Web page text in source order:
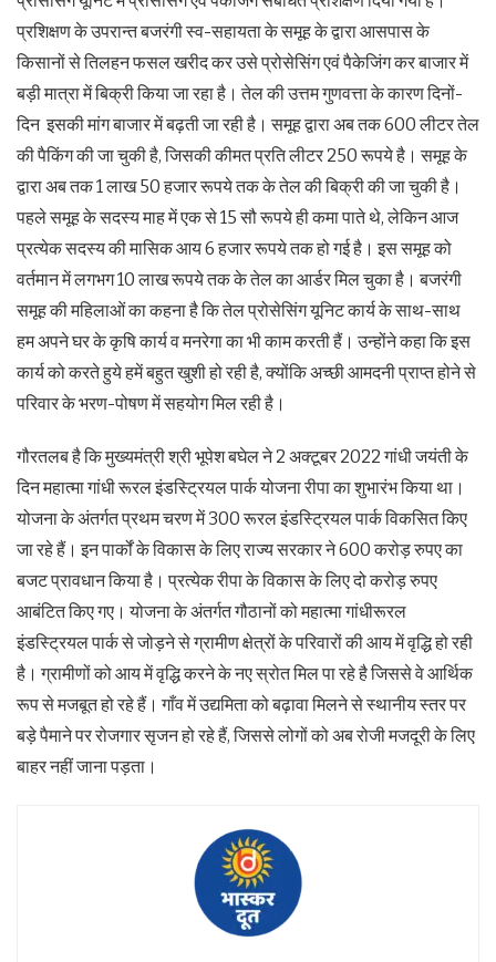
प्रशिक्षण के उपरान्त बजरंगी स्व-सहायता के समूह के द्वारा आसपास के
किसानों से तिलहन फसल खरीद कर उसे प्रोसेसिंग एवं पैकेजिंग कर बाजार में
बड़ी मात्रा में बिक्री किया जा रहा है। तेल की उत्तम गुणवत्ता के कारण दिनों-
दिन इसकी मांग बाजार में बढ़ती जा रही है। समूह द्वारा अब तक 600 लीटर तेल
की पैकिंग की जा चुकी है, जिसकी कीमत प्रति लीटर 250 रूपये है। समूह के
द्वारा अब तक 1 लाख 50 हजार रूपये तक के तेल की बिक्री की जा चुकी है।
पहले समूह के सदस्य माह में एक से 15 सौ रूपये ही कमा पाते थे, लेकिन आज
प्रत्येक सदस्य की मासिक आय 6 हजार रूपये तक हो गई है। इस समूह को
वर्तमान में लगभग 10 लाख रूपये तक के तेल का आर्डर मिल चुका है। बजरंगी
समूह की महिलाओं का कहना है कि तेल प्रोसेसिंग यूनिट कार्य के साथ-साथ
हम अपने घर के कृषि कार्य व मनरेगा का भी काम करती हैं। उन्होंने कहा कि इस
कार्य को करते हुये हमें बहुत खुशी हो रही है, क्योंकि अच्छी आमदनी प्राप्त होने से
परिवार के भरण-पोषण में सहयोग मिल रही है।
गौरतलब है कि मुख्यमंत्री श्री भूपेश बघेल ने 2 अक्टूबर 2022 गांधी जयंती के
दिन महात्मा गांधी रूरल इंडस्ट्रियल पार्क योजना रीपा का शुभारंभ किया था।
योजना के अंतर्गत प्रथम चरण में 300 रूरल इंडस्ट्रियल पार्क विकसित किए
जा रहे हैं। इन पार्कों के विकास के लिए राज्य सरकार ने 600 करोड़ रुपए का
बजट प्रावधान किया है। प्रत्येक रीपा के विकास के लिए दो करोड़ रुपए
आबंटित किए गए। योजना के अंतर्गत गौठानों को महात्मा गांधीरूरल
इंडस्ट्रियल पार्क से जोड़ने से ग्रामीण क्षेत्रों के परिवारों की आय में वृद्धि हो रही
है। ग्रामीणों को आय में वृद्धि करने के नए स्रोत मिल पा रहे है जिससे वे आर्थिक
रूप से मजबूत हो रहे हैं। गाँव में उद्यमिता को बढ़ावा मिलने से स्थानीय स्तर पर
बड़े पैमाने पर रोजगार सृजन हो रहे हैं, जिससे लोगों को अब रोजी मजदूरी के लिए
बाहर नहीं जाना पड़ता।